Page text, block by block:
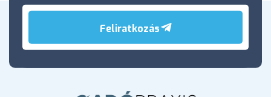
Feliratkozás